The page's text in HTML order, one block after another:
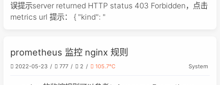
误提示server returned HTTP status 403 Forbidden，点击
metrics url 提示： { "kind": "
prometheus 监控 nginx 规则
2022-05-23 777 2 105.7℃ System